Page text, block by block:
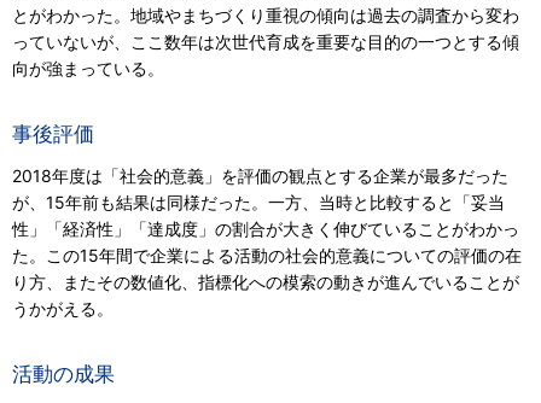
とがわかった。地域やまちづくり重視の傾向は過去の調査から変わ
っていないが、ここ数年は次世代育成を重要な目的の一つとする傾
向が強まっている。
事後評価
2018年度は「社会的意義」を評価の観点とする企業が最多だった
が、15年前も結果は同様だった。一方、当時と比較すると「妥当
性」「経済性」「達成度」の割合が大きく伸びていることがわかっ
た。この15年間で企業による活動の社会的意義についての評価の在
り方、またその数値化、指標化への模索の動きが進んでいることが
うかがえる。
活動の成果